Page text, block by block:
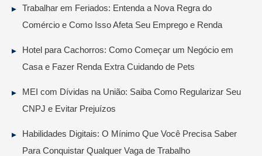
Trabalhar em Feriados: Entenda a Nova Regra do
Comércio e Como Isso Afeta Seu Emprego e Renda
Hotel para Cachorros: Como Começar um Negócio em
Casa e Fazer Renda Extra Cuidando de Pets
MEI com Dívidas na União: Saiba Como Regularizar Seu
CNPJ e Evitar Prejuízos
Habilidades Digitais: O Mínimo Que Você Precisa Saber
Para Conquistar Qualquer Vaga de Trabalho